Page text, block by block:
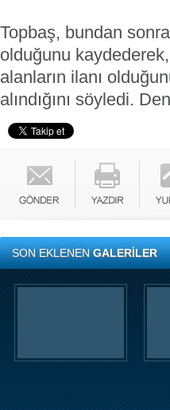
Topbaş, bundan
olduğunu
alanların ilanı
alındığını söyledi.
SON EKLENENGALERİLER